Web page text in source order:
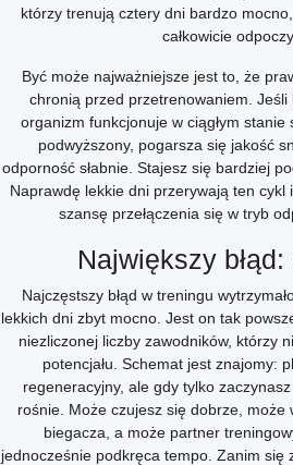
którzy trenują cztery dni bardzo
całkowicie
Być może najważniejsze jest to, że
chronią przed przetrenowaniem. Jeśli
organizm funkcjonuje w ciągłym
podwyższony, pogarsza się jakość
odporność słabnie. Stajesz się bardziej
Naprawdę lekkie dni przerywają ten cykl
szansę przełączenia się w tryb
Największy
Najczęstszy błąd w treningu
lekkich dni zbyt mocno. Jest on tak
niezliczonej liczby zawodników, którzy
potencjału. Schemat jest znajomy:
regeneracyjny, ale gdy tylko
rośnie. Może czujesz się dobrze, może
biegacza, a może partner
jednocześnie podkręca tempo. Zanim się